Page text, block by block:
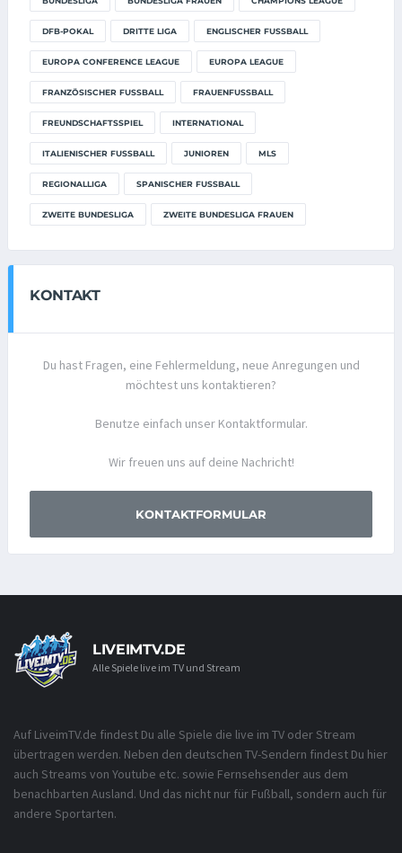
DFB-POKAL DRITTE LIGA ENGLISCHER FUSSBALL
EUROPA CONFERENCE LEAGUE EUROPA LEAGUE
FRANZÖSISCHER FUSSBALL FRAUENFUSSBALL
FREUNDSCHAFTSSPIEL INTERNATIONAL
ITALIENISCHER FUSSBALL JUNIOREN MLS
REGIONALLIGA SPANISCHER FUSSBALL
ZWEITE BUNDESLIGA ZWEITE BUNDESLIGA FRAUEN
KONTAKT
Du hast Fragen, eine Fehlermeldung, neue Anregungen und
möchtest uns kontaktieren?
Benutze einfach unser Kontaktformular.
Wir freuen uns auf deine Nachricht!
KONTAKTFORMULAR
LIVEIMTV.DE
Alle Spiele live im TV und Stream
Auf LiveimTV.de findest Du alle Spiele die live im TV oder Stream
übertragen werden. Neben den deutschen TV-Sendern findest Du hier
auch Streams von Youtube etc. sowie Fernsehsender aus dem
benachbarten Ausland. Und das nicht nur für Fußball, sondern auch für
andere Sportarten.